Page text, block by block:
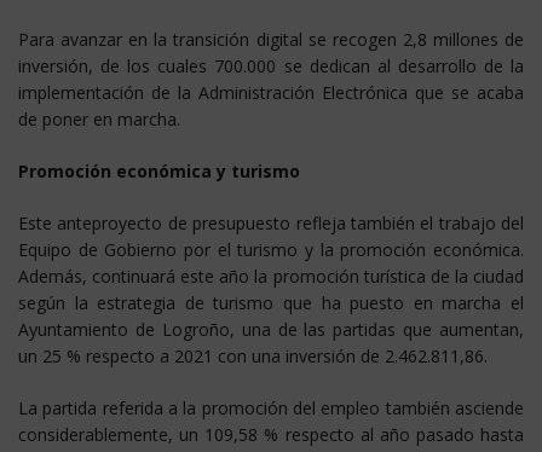
Para avanzar en la transición digital se recogen 2,8 millones de
inversión, de los cuales 700.000 se dedican al desarrollo de la
implementación de la Administración Electrónica que se acaba
de poner en marcha.
Promoción económica y turismo
Este anteproyecto de presupuesto refleja también el trabajo del
Equipo de Gobierno por el turismo y la promoción económica.
Además, continuará este año la promoción turística de la ciudad
según la estrategia de turismo que ha puesto en marcha el
Ayuntamiento de Logroño, una de las partidas que aumentan,
un 25 % respecto a 2021 con una inversión de 2.462.811,86.
La partida referida a la promoción del empleo también asciende
considerablemente, un 109,58 % respecto al año pasado hasta